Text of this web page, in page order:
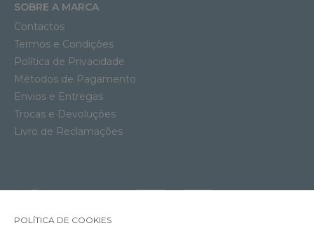
SOBRE A MARCA
Contactos
Termos e Condições
Política de Privacidade
Métodos de Pagamento
Envios e Entregas
Trocas e Devoluções
Livro de Reclamações
POLÍTICA DE COOKIES